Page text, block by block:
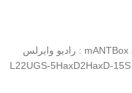
معرفی رادیو وایرلس میکروتیک مدل mANTBox ax 15s : رادیو وایرلس
Mikrotik mANTBox ax 15s نام تجاری رادیو L22UGS-5HaxD2HaxD-15S